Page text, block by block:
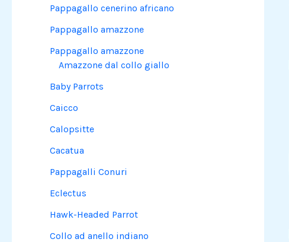
Pappagallo cenerino africano
Pappagallo amazzone
Pappagallo amazzone
Amazzone dal collo giallo
Baby Parrots
Caicco
Calopsitte
Cacatua
Pappagalli Conuri
Eclectus
Hawk-Headed Parrot
Collo ad anello indiano